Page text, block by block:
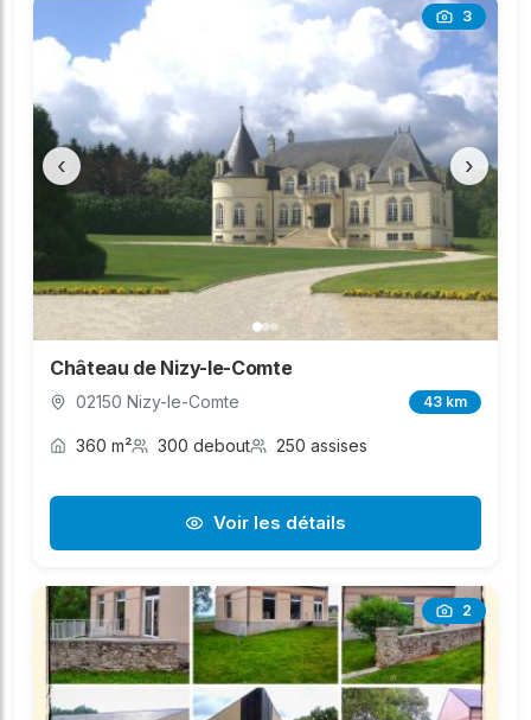
3
‹ ›
Château de Nizy-le-Comte
02150 Nizy-le-Comte 43 km
360 m² 300 debout 250 assises
Voir les détails
2